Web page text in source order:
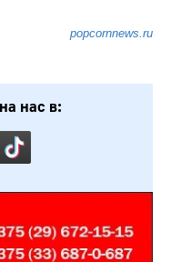
popcornnews.ru
нас в: